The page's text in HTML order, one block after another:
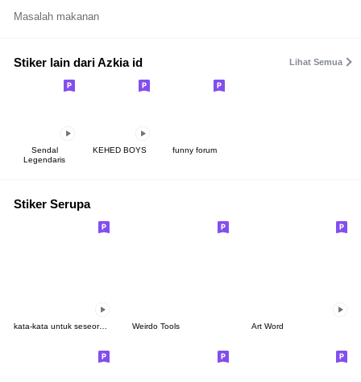
Masalah makanan
Stiker lain dari Azkia id Lihat Semua
Sendal
Legendaris
KEHED BOYS funny forum
Stiker Serupa
kata-kata untuk seseorang Weirdo Tools Art Word